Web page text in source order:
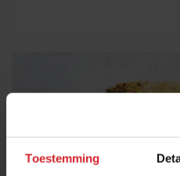
Toestemming